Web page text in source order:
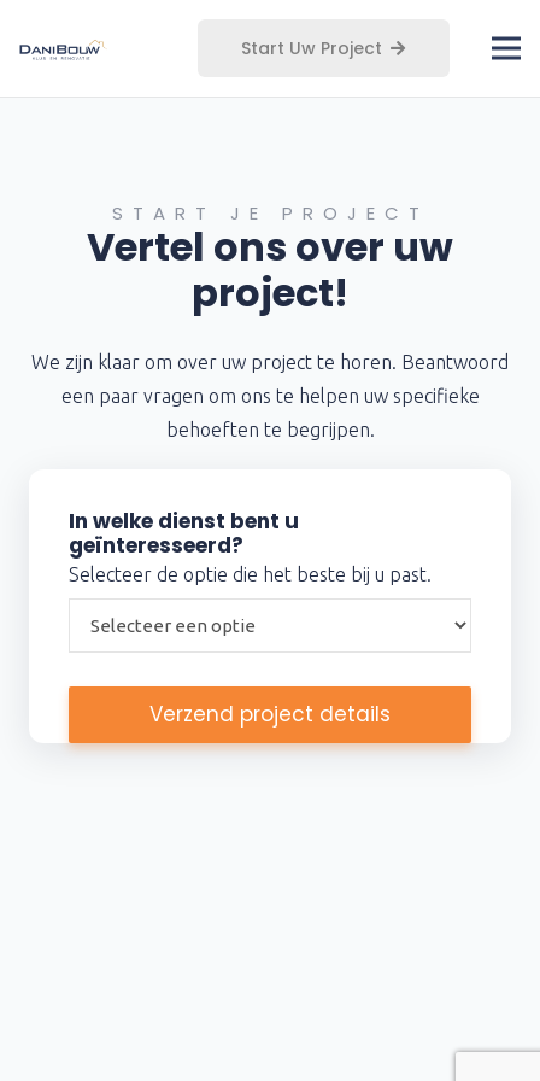
Start Uw Project
START JE PROJECT
Vertel ons over uw
project!
We zijn klaar om over uw project te horen. Beantwoord
een paar vragen om ons te helpen uw specifieke
behoeften te begrijpen.
In welke dienst bent u
geïnteresseerd?
Selecteer de optie die het beste bij u past.